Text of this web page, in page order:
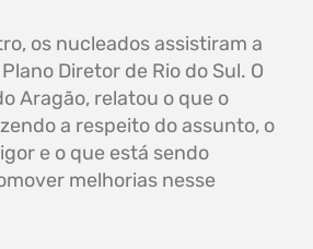
os nucleados assistiram a
Diretor de Rio do Sul. O
Aragão, relatou o que o
a respeito do assunto, o
e o que está sendo
melhorias nesse